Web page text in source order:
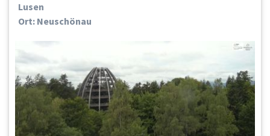
Lusen
Ort: Neuschönau